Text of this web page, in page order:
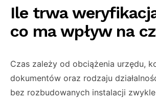
Ile trwa
co ma wpływ na
Czas zależy od obciążenia urzędu,
dokumentów oraz rodzaju
bez rozbudowanych instalacji